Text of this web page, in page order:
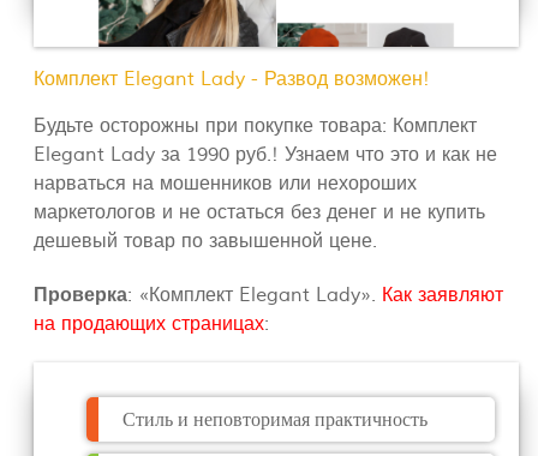
Комплект Elegant Lady - Развод возможен!
Будьте осторожны при покупке товара: Комплект
Elegant Lady за 1990 руб.! Узнаем что это и как не
нарваться на мошенников или нехороших
маркетологов и не остаться без денег и не купить
дешевый товар по завышенной цене.
Проверка: «Комплект Elegant Lady». Как заявляют
на продающих страницах:
Стиль и неповторимая практичность